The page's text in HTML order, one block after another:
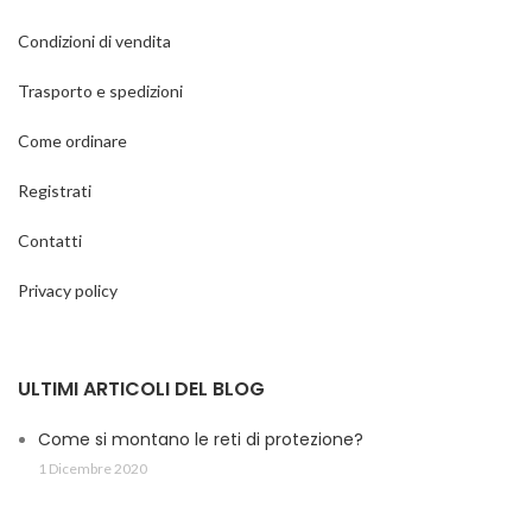
Condizioni di vendita
Trasporto e spedizioni
Come ordinare
Registrati
Contatti
Privacy policy
ULTIMI ARTICOLI DEL BLOG
Come si montano le reti di protezione?
1 Dicembre 2020